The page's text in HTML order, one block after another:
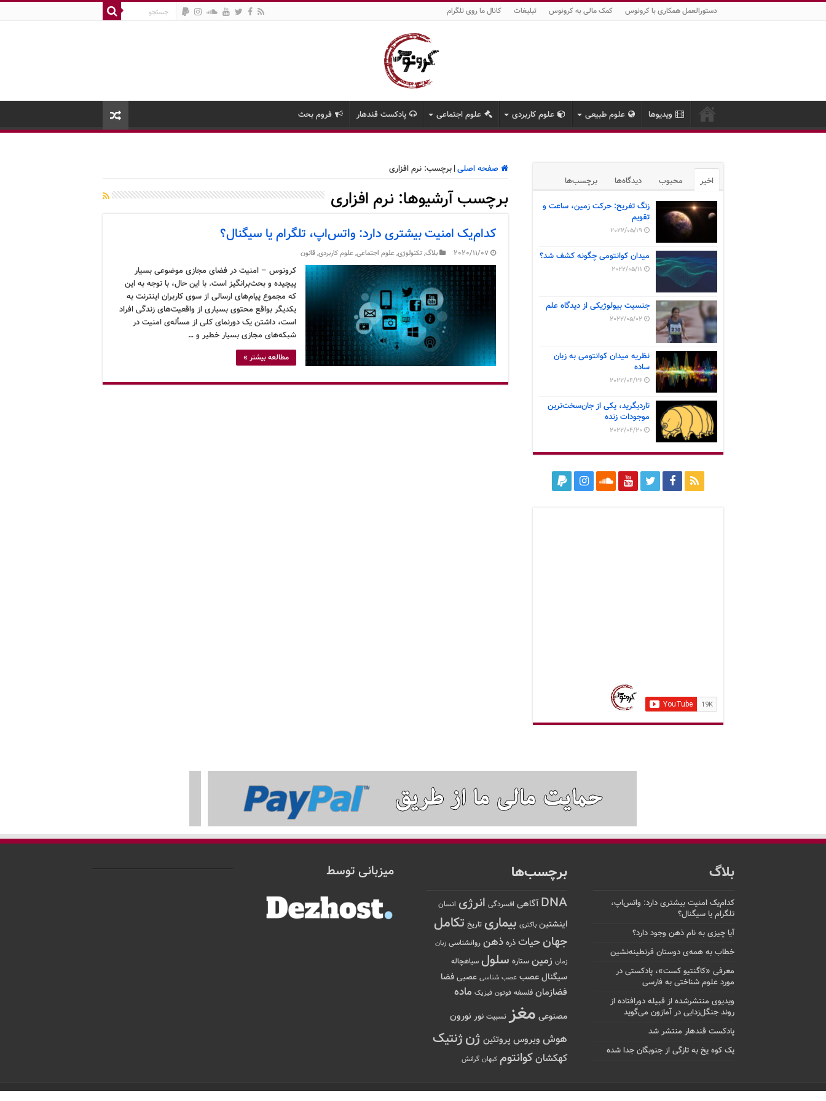
دستورالعمل همکاری با کرونوس کمک مالی به کرونوس تبلیغات کانال ما روی تلگرام
ویدیوها علوم طبیعی علوم کاربردی علوم اجتماعی پادکست قندهار فروم بحث
صفحه اصلی| برچسب: نرم افزاری
برچسب آرشیوها: نرم افزاری
کدام‌یک امنیت بیشتری دارد: واتس‌اپ، تلگرام یا سیگنال؟
2020/11/07 بلاگ, تکنولوژی,علوم اجتماعی,علوم کاربردی,قانون
کرونوس – امنیت در فضای مجازی موضوعی بسیار
پیچیده و بحث‌برانگیز است. با این حال، با توجه به این
که مجموع پیام‌های ارسالی از سوی کاربران اینترنت به
یکدیگر بواقع محتوی بسیاری از واقعیت‌های زندگی افراد
است، داشتن یک دورنمای کلی از مسأله‌ی امنیت در
شبکه‌های مجازی بسیار خطیر و …
مطالعه بیشتر »
اخیر محبوب دیدگاه‌ها برچسب‌ها
زنگ تفریح: حرکت زمین، ساعت و
تقویم
2022/05/19
میدان کوانتومی چگونه کشف شد؟
2022/05/11
جنسیت بیولوژیکی از دیدگاه علم
2022/05/02
نظریه میدان کوانتومی به زبان
ساده
2022/04/26
تاردیگرید، یکی از جان‌سخت‌ترین
موجودات زنده
2022/04/20
بلاگ
کدام‌یک امنیت بیشتری دارد: واتس‌اپ،
تلگرام یا سیگنال؟
آیا چیزی به نام ذهن وجود دارد؟
خطاب به همه‌ی دوستان قرنطینه‌نشین
معرفی «کاگنتیو کست»، پادکستی در
مورد علوم شناختی به فارسی
ویدیوی منتشرشده از قبیله دورافتاده‌ از
روند جنگل‌زدایی در آمازون می‌گوید
پادکست قندهار منتشر شد
یک کوه یخ به تازگی از جنوبگان جدا شده
برچسب‌ها
DNA آگاهی افسردگی انرژی انسان
اینشتین باکتری بیماری تاریخ تکامل
جهانحیات ذره ذهن روانشناسی زبان
زمان زمین ستاره سلول سیاهچاله
سیگنالعصب عصب شناسی عصبی فضا
فضازمان فلسفه فوتون فیزیک ماده
مصنوعی مغز نسبیت نور نورون
هوش ویروس پروتئین ژنژنتیک
کهکشانکوانتوم کیهان گرانش
میزبانی توسط